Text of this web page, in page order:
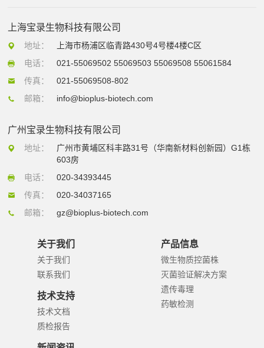
上海宝录生物科技有限公司
地址：
上海市杨浦区临青路430号4号楼4楼C区
电话：
021-55069502 55069503 55069508 55061584
传真：
021-55069508-802
邮箱：
info@bioplus-biotech.com
广州宝录生物科技有限公司
地址：
广州市黄埔区科丰路31号（华南新材料创新园）G1栋
603房
电话：
020-34393445
传真：
020-34037165
邮箱：
gz@bioplus-biotech.com
关于我们
关于我们
联系我们
技术支持
技术文档
质检报告
产品信息
微生物质控菌株
灭菌验证解决方案
遗传毒理
药敏检测